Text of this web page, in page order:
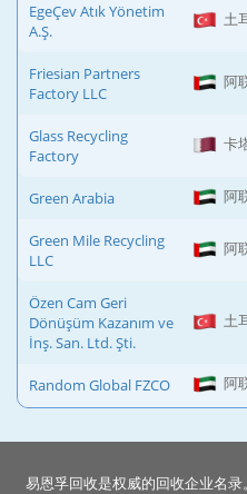
EgeÇev Atık Yönetim
A.Ş.
土
Friesian Partners
Factory LLC
阿
Glass Recycling
Factory
卡
Green Arabia 阿
Green Mile Recycling
LLC
阿
Özen Cam Geri
Dönüşüm Kazanım ve
İnş. San. Ltd. Şti.
土
Random Global FZCO 阿
易恩孚回收是权威的回收企业名